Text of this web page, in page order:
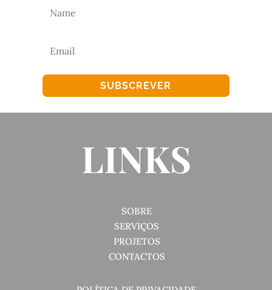
SUBSCREVER
LINKS
SOBRE
SERVIÇOS
PROJETOS
CONTACTOS